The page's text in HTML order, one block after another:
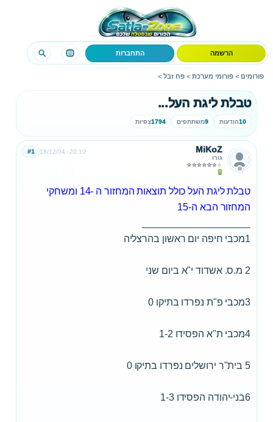
הרשמה התחברות
פורומים > פורומי מערכת > פח זבל >
טבלת ליגת העל...
10הודעות 9משתתפים 1794צפיות
MiKoZ
גורו
18/12/04 20:10
#1
טבלת ליגת העל כולל תוצאות המחזור ה -14 ומשחקי
המחזור הבא ה-15
1מכבי חיפה יום ראשון בהרצליה
2 מ.ס. אשדוד י"א ביום שני
3מכבי פ"ת נפרדו בתיקו 0
4מכבי ת"א הפסידו 1-2
5 בית"ר ירושלים נפרדו בתיקו 0
6בני-יהודה הפסידו 1-3